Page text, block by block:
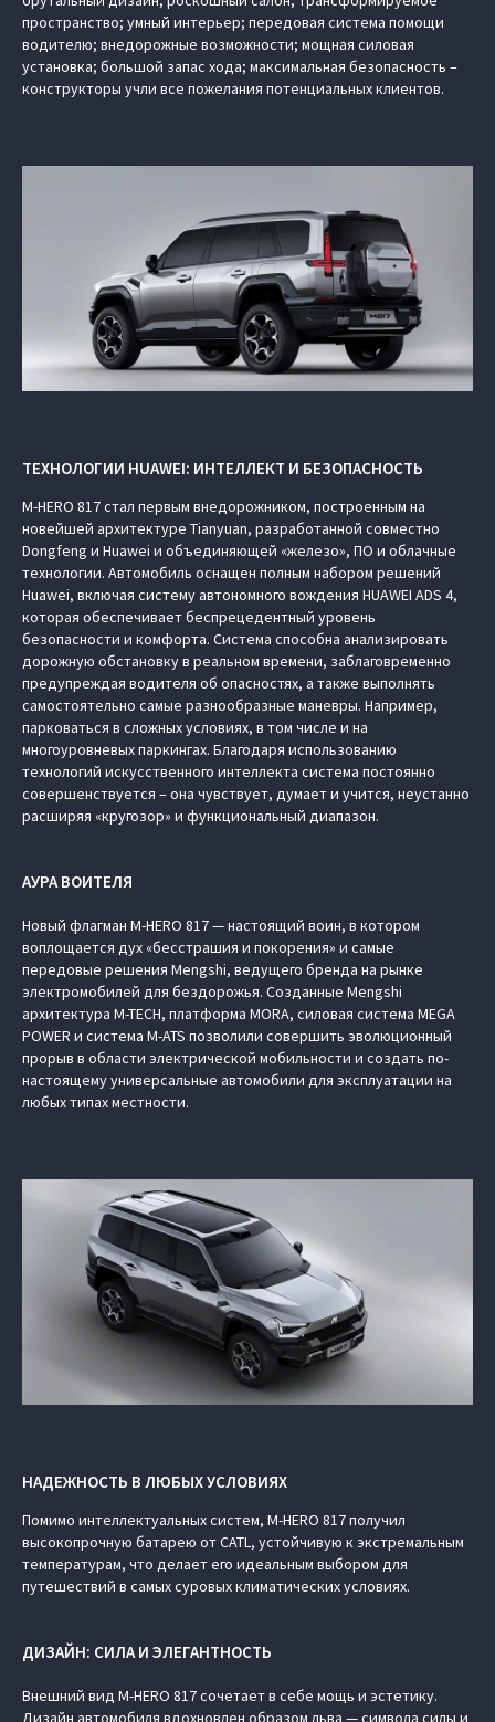
пространство; умный интерьер; передовая система помощи
водителю; внедорожные возможности; мощная силовая
установка; большой запас хода; максимальная безопасность –
конструкторы учли все пожелания потенциальных клиентов.
ТЕХНОЛОГИИ HUAWEI: ИНТЕЛЛЕКТ И БЕЗОПАСНОСТЬ
M‑HERO 817 стал первым внедорожником, построенным на
новейшей архитектуре Tianyuan, разработанной совместно
Dongfeng и Huawei и объединяющей «железо», ПО и облачные
технологии. Автомобиль оснащен полным набором решений
Huawei, включая систему автономного вождения HUAWEI ADS 4,
которая обеспечивает беспрецедентный уровень
безопасности и комфорта. Система способна анализировать
дорожную обстановку в реальном времени, заблаговременно
предупреждая водителя об опасностях, а также выполнять
самостоятельно самые разнообразные маневры. Например,
парковаться в сложных условиях, в том числе и на
многоуровневых паркингах. Благодаря использованию
технологий искусственного интеллекта система постоянно
совершенствуется – она чувствует, думает и учится, неустанно
расширяя «кругозор» и функциональный диапазон.
АУРА ВОИТЕЛЯ
Новый флагман M‑HERO 817 — настоящий воин, в котором
воплощается дух «бесстрашия и покорения» и самые
передовые решения Mengshi, ведущего бренда на рынке
электромобилей для бездорожья. Созданные Mengshi
архитектура M-TECH, платформа MORA, силовая система MEGA
POWER и система M-ATS позволили совершить эволюционный
прорыв в области электрической мобильности и создать по-
настоящему универсальные автомобили для эксплуатации на
любых типах местности.
НАДЕЖНОСТЬ В ЛЮБЫХ УСЛОВИЯХ
Помимо интеллектуальных систем, M‑HERO 817 получил
высокопрочную батарею от CATL, устойчивую к экстремальным
температурам, что делает его идеальным выбором для
путешествий в самых суровых климатических условиях.
ДИЗАЙН: СИЛА И ЭЛЕГАНТНОСТЬ
Внешний вид M‑HERO 817 сочетает в себе мощь и эстетику.
Дизайн автомобиля вдохновлен образом льва — символа силы и